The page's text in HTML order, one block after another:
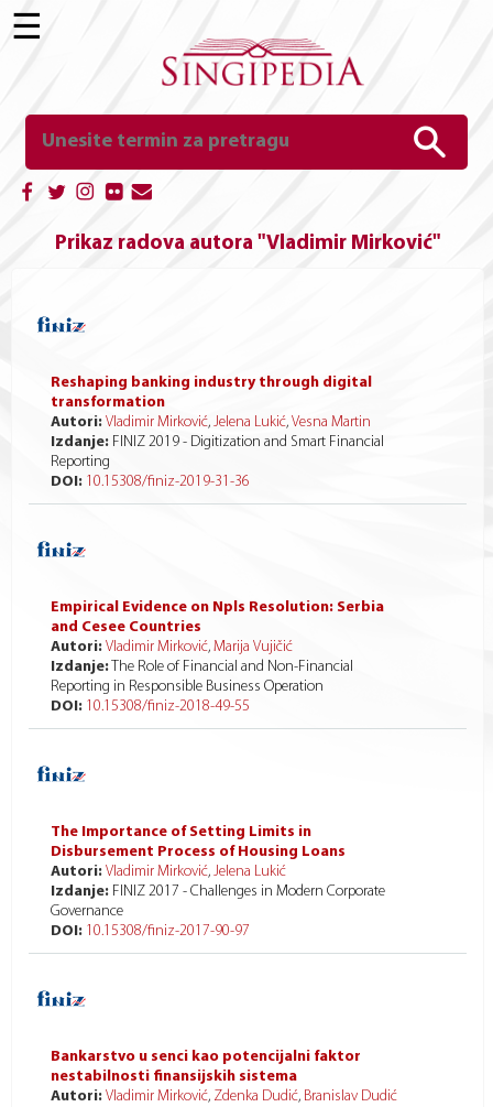
☰
Prikaz radova autora "Vladimir Mirković"
Reshaping banking industry through digital
transformation
Autori: Vladimir Mirković, Jelena Lukić, Vesna Martin
Izdanje: FINIZ 2019 - Digitization and Smart Financial
Reporting
DOI: 10.15308/finiz-2019-31-36
Empirical Evidence on Npls Resolution: Serbia
and Cesee Countries
Autori: Vladimir Mirković, Marija Vujičić
Izdanje: The Role of Financial and Non-Financial
Reporting in Responsible Business Operation
DOI: 10.15308/finiz-2018-49-55
The Importance of Setting Limits in
Disbursement Process of Housing Loans
Autori: Vladimir Mirković, Jelena Lukić
Izdanje: FINIZ 2017 - Challenges in Modern Corporate
Governance
DOI: 10.15308/finiz-2017-90-97
Bankarstvo u senci kao potencijalni faktor
nestabilnosti finansijskih sistema
Autori: Vladimir Mirković, Zdenka Dudić, Branislav Dudić